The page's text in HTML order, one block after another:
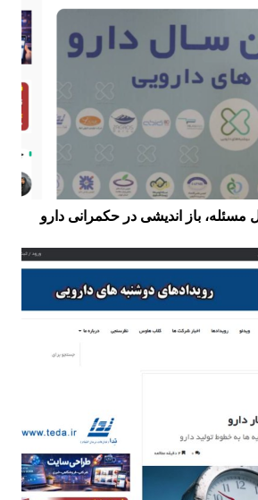
باز اندیشی در حکمرانی دارو